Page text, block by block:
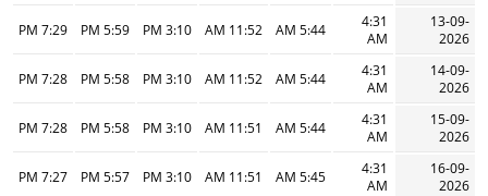
13-09-
2026
4:31
AM
5:44 AM
11:52 AM
3:10 PM
5:59 PM
7:29 PM
14-09-
2026
4:31
AM
5:44 AM
11:52 AM
3:10 PM
5:58 PM
7:28 PM
15-09-
2026
4:31
AM
5:44 AM
11:51 AM
3:10 PM
5:58 PM
7:28 PM
16-09-
2026
4:31
AM
5:45 AM
11:51 AM
3:10 PM
5:57 PM
7:27 PM